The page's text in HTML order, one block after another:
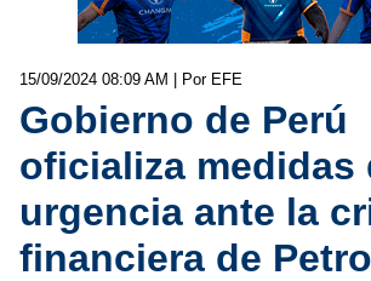
15/09/2024 08:09 AM | Por EFE
Gobierno de Perú
oficializa medidas
urgencia ante la
financiera de